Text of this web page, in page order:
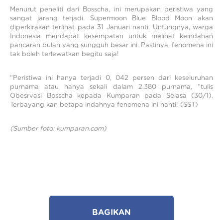
Menurut peneliti dari Bosscha, ini merupakan peristiwa yang
sangat jarang terjadi. Supermoon Blue Blood Moon akan
diperkirakan terlihat pada 31 Januari nanti. Untungnya, warga
Indonesia mendapat kesempatan untuk melihat keindahan
pancaran bulan yang sungguh besar ini. Pastinya, fenomena ini
tak boleh terlewatkan begitu saja!
“Peristiwa ini hanya terjadi 0, 042 persen dari keseluruhan
purnama atau hanya sekali dalam 2.380 purnama, “tulis
Obesrvasi Bosscha kepada Kumparan pada Selasa (30/1).
Terbayang kan betapa indahnya fenomena ini nanti! (SST)
(Sumber foto: kumparan.com)
BAGIKAN